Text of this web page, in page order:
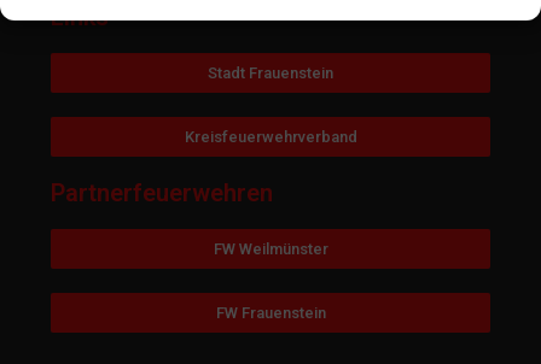
Links
Stadt Frauenstein
Kreisfeuerwehrverband
Partnerfeuerwehren
FW Weilmünster
FW Frauenstein